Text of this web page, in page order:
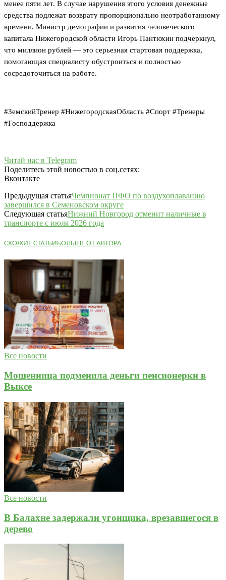
менее пяти лет. В случае нарушения этого условия денежные
средства подлежат возврату пропорционально неотработанному
времени. Министр демографии и развития человеческого
капитала Нижегородской области Игорь Пантюхин подчеркнул,
что миллион рублей — это серьезная стартовая поддержка,
помогающая специалисту обустроиться и полностью
сосредоточиться на работе.
#ЗемскийТренер #НижегородскаяОбласть #Спорт #Тренеры
#Господдержка
Читай нас в Telegram
Поделитесь этой новостью в соц.сетях:
Вконтакте
Предыдущая статьяЧемпионат ПФО по воздухоплаванию
завершился в Семеновском округе
Следующая статьяНижний Новгород отменит наличные в
транспорте с июля 2026 года
СХОЖИЕ СТАТЬИБОЛЬШЕ ОТ АВТОРА
Все новости
Мошенница подменила деньги пенсионерки в
Выксе
Все новости
В Балахне задержали угонщика, врезавшегося в
дерево